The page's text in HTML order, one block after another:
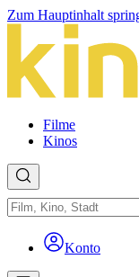
Zum Hauptinhalt
Filme
Kinos
Konto